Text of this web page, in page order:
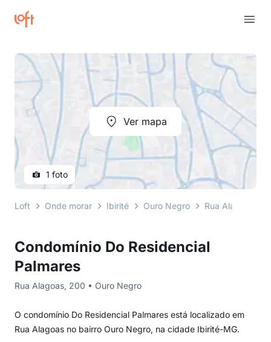
Condomínio Do Residencial
Palmares
Rua Alagoas, 200 • Ouro Negro
O condomínio Do Residencial Palmares está localizado em
Rua Alagoas no bairro Ouro Negro, na cidade Ibirité-MG.
Ver mapa
1 foto
Loft Onde morar Ibirité Ouro Negro Rua Alagoas